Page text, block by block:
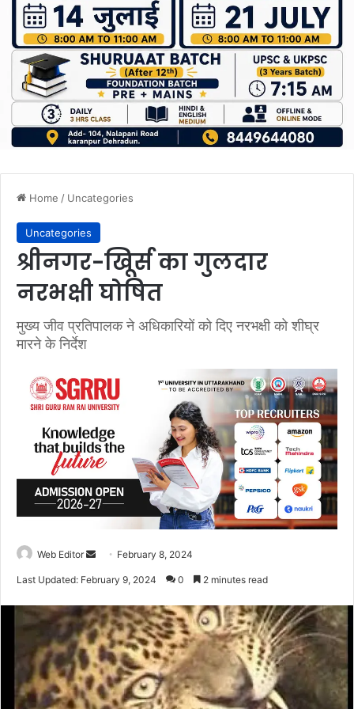
Home / Uncategories
Uncategories
श्रीनगर-खिूर्स का गुलदार
नरभक्षी घोषित
मुख्य जीव प्रतिपालक ने अधिकारियों को दिए नरभक्षी को शीघ्र
मारने के निर्देश
Web Editor
a
n
e
m
a
February 8, 2024
Last Updated: February 9, 2024 0 2 minutes read